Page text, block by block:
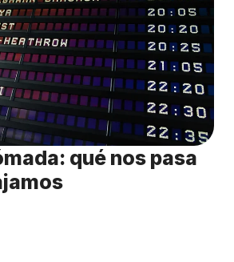
qué nos pasa